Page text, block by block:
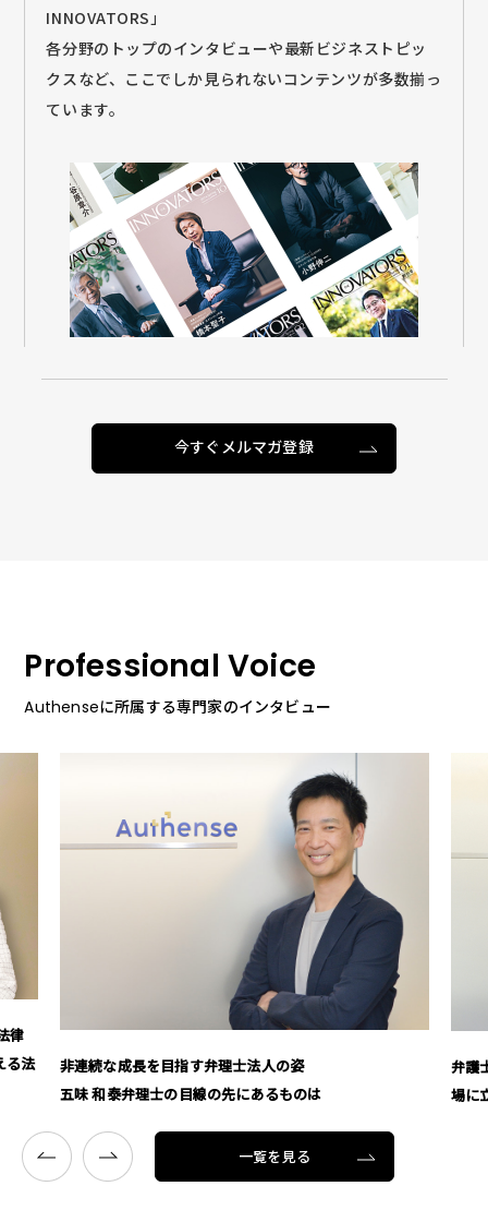
INNOVATORS」
各分野のトップのインタビューや最新ビジネストピッ
クスなど、ここでしか見られないコンテンツが多数揃っ
ています。
今すぐメルマガ登録
Professional Voice
Authenseに所属する専門家のインタビュー
律
る法
非連続な成長を目指す弁理士法人の姿
五味 和泰弁理士の目線の先にあるものは
弁護
場に
一覧を見る